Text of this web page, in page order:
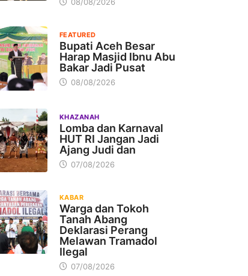
FEATURED
Bupati Aceh Besar
Harap Masjid Ibnu Abu
Bakar Jadi Pusat
08/08/2026
KHAZANAH
Lomba dan Karnaval
HUT RI Jangan Jadi
Ajang Judi dan
07/08/2026
KABAR
Warga dan Tokoh
Tanah Abang
Deklarasi Perang
Melawan Tramadol
Ilegal
07/08/2026